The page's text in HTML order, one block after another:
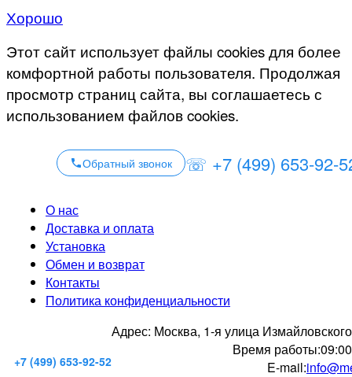
Хорошо
Этот сайт использует файлы cookies для более
комфортной работы пользователя. Продолжая
просмотр страниц сайта, вы соглашаетесь с
использованием файлов cookies.
Обратный звонок ☏ +7 (499) 653-92-
О нас
Доставка и оплата
Установка
Обмен и возврат
Контакты
Политика конфиденциальности
+7 (499) 653-92-52
Адрес: Москва, 1-я улица
Время работы:
E-mail: